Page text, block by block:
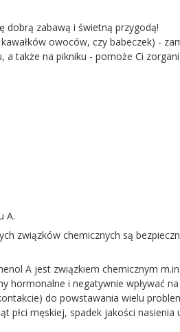
dobrą zabawą i świetną przygodą!
owoców, czy babeczek) -
a także na pikniku - pomoże Ci
A.
związków chemicznych są
A jest związkiem chemicznym
hormonalne i negatywnie wpływać
do powstawania wielu
płci męskiej, spadek jakości nasienia